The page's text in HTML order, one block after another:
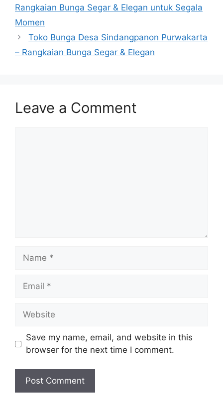
Rangkaian Bunga Segar & Elegan untuk Segala
Momen
Toko Bunga Desa Sindangpanon Purwakarta
– Rangkaian Bunga Segar & Elegan
Leave a Comment
Save my name, email, and website in this
browser for the next time I comment.